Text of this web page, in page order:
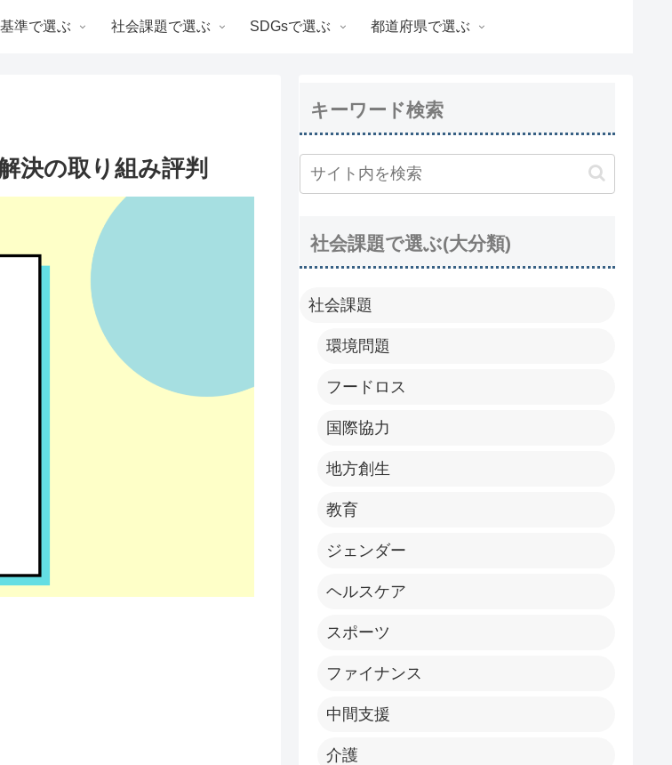
準で選ぶ 社会課題で選ぶ SDGsで選ぶ 都道府県で選ぶ
決の取り組み評判
キーワード検索
社会課題で選ぶ(大分類)
社会課題
環境問題
フードロス
国際協力
地方創生
教育
ジェンダー
ヘルスケア
スポーツ
ファイナンス
中間支援
介護